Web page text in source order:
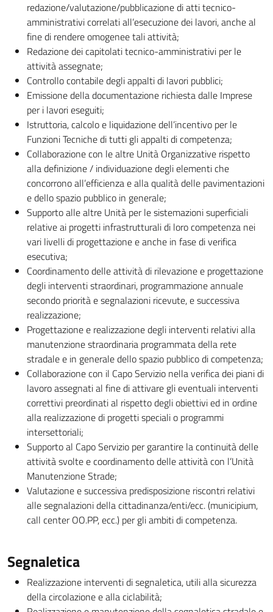
redazione/valutazione/pubblicazione di atti tecnico-
amministrativi correlati all’esecuzione dei lavori, anche al
fine di rendere omogenee tali attività;
Redazione dei capitolati tecnico-amministrativi per le
attività assegnate;
Controllo contabile degli appalti di lavori pubblici;
Emissione della documentazione richiesta dalle Imprese
per i lavori eseguiti;
Istruttoria, calcolo e liquidazione dell’incentivo per le
Funzioni Tecniche di tutti gli appalti di competenza;
Collaborazione con le altre Unità Organizzative rispetto
alla definizione / individuazione degli elementi che
concorrono all’efficienza e alla qualità delle pavimentazioni
e dello spazio pubblico in generale;
Supporto alle altre Unità per le sistemazioni superficiali
relative ai progetti infrastrutturali di loro competenza nei
vari livelli di progettazione e anche in fase di verifica
esecutiva;
Coordinamento delle attività di rilevazione e progettazione
degli interventi straordinari, programmazione annuale
secondo priorità e segnalazioni ricevute, e successiva
realizzazione;
Progettazione e realizzazione degli interventi relativi alla
manutenzione straordinaria programmata della rete
stradale e in generale dello spazio pubblico di competenza;
Collaborazione con il Capo Servizio nella verifica dei piani di
lavoro assegnati al fine di attivare gli eventuali interventi
correttivi preordinati al rispetto degli obiettivi ed in ordine
alla realizzazione di progetti speciali o programmi
intersettoriali;
Supporto al Capo Servizio per garantire la continuità delle
attività svolte e coordinamento delle attività con l’Unità
Manutenzione Strade;
Valutazione e successiva predisposizione riscontri relativi
alle segnalazioni della cittadinanza/enti/ecc. (municipium,
call center OO.PP, ecc.) per gli ambiti di competenza.
Segnaletica
Realizzazione interventi di segnaletica, utili alla sicurezza
della circolazione e alla ciclabilità;